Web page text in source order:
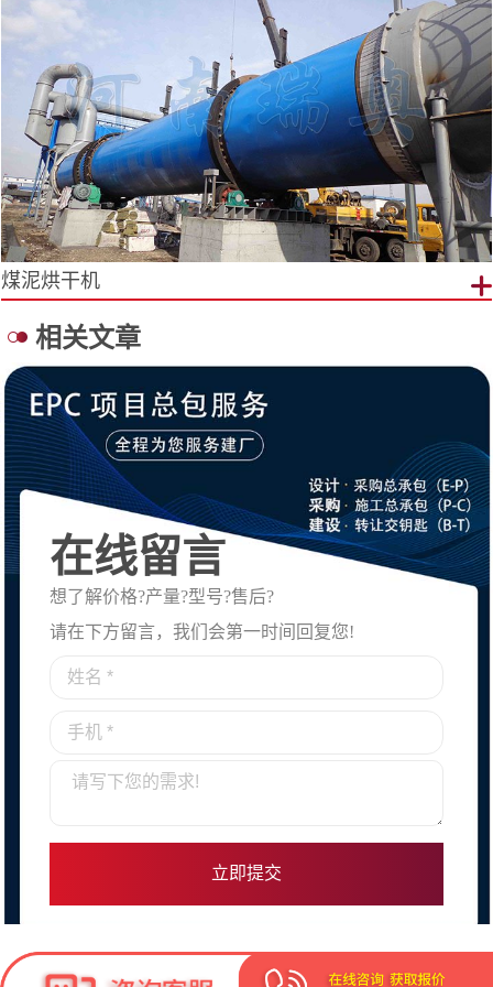
煤泥烘干机
相关文章
在线留言
想了解价格?产量?型号?售后?
请在下方留言，我们会第一时间回复您!